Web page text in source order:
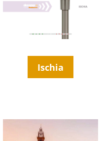
Ischia